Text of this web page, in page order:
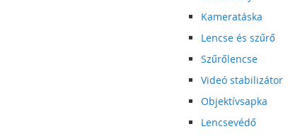
Kameratáska
Lencse és szűrő
Szűrőlencse
Videó stabilizátor
Objektívsapka
Lencsevédő